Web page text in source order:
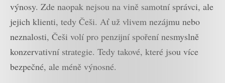
výnosy. Zde naopak nejsou na vině samotní správci, ale
jejich klienti, tedy Češi. Ať už vlivem nezájmu nebo
neznalosti, Češi volí pro penzijní spoření nesmyslně
konzervativní strategie. Tedy takové, které jsou více
bezpečné, ale méně výnosné.